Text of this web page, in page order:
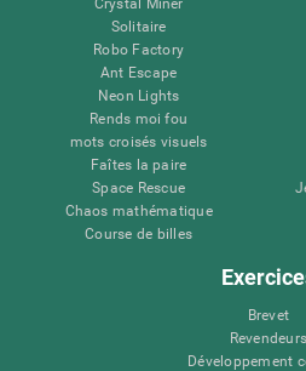
Solitaire
Robo Factory
Ant Escape
Neon Lights
Rends moi fou
mots croisés visuels
Faîtes la paire
Space Rescue
Chaos mathématique
Course de billes
Brevet
Revendeurs
Développement